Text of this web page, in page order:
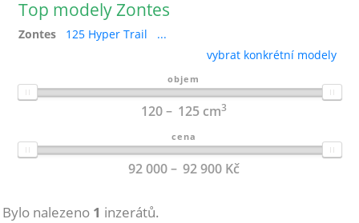
Top modely Zontes
Zontes 125 Hyper Trail
...
vybrat konkrétní modely
objem
120 125 cm3
cena
92 000 92 900 Kč
Bylo nalezeno 1 inzerátů.